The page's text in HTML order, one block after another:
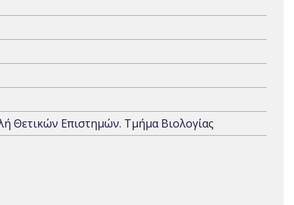
Θετικών Επιστημών. Τμήμα Βιολογίας